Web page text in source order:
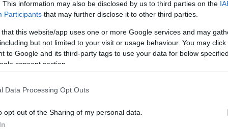
This information may also be disclosed by us to third parties on the
Participants that may further disclose it to other third parties.
that this website/app uses one or more Google services and may
but not limited to your visit or usage behaviour. You may
to Google and its third-party tags to use your data for below
consent section.
Data Processing Opt Outs
opt-out of the Sharing of my personal data.
tovább »
Tetszik 0
gyógyszeripar személyre szabás